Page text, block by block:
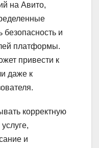
на Авито,
безопасность и
платформы.
привести к
даже к
корректную
и